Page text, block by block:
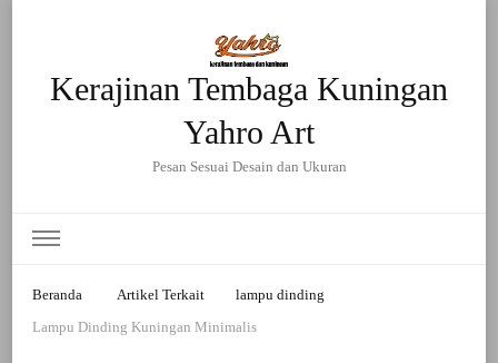
Kerajinan Tembaga Kuningan
Yahro Art
Pesan Sesuai Desain dan Ukuran
Beranda Artikel Terkait
lampu dinding
Lampu Dinding Kuningan Minimalis